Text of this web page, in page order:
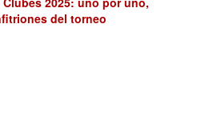
del torneo